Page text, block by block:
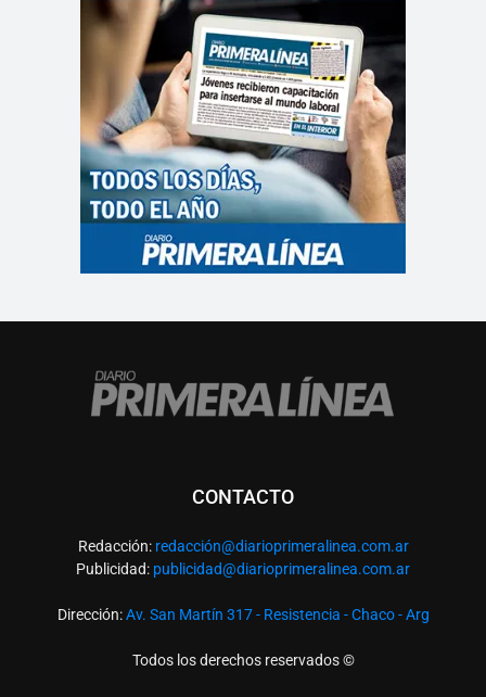
CONTACTO
Redacción: redacción@diarioprimeralinea.com.ar
Publicidad: publicidad@diarioprimeralinea.com.ar
Dirección:Av. San Martín 317 - Resistencia - Chaco - Arg
Todos los derechos reservados ©